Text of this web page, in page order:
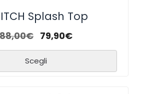
Splash Top
88,00€ 79,90€
Scegli